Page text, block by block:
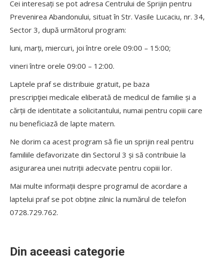
Cei interesați se pot adresa Centrului de Sprijin pentru
Prevenirea Abandonului, situat în Str. Vasile Lucaciu, nr. 34,
Sector 3, după următorul program:
luni, marți, miercuri, joi între orele 09:00 – 15:00;
vineri între orele 09:00 – 12:00.
Laptele praf se distribuie gratuit, pe baza
prescripţiei medicale eliberată de medicul de familie și a
cărții de identitate a solicitantului, numai pentru copiii care
nu beneficiază de lapte matern.
Ne dorim ca acest program să fie un sprijin real pentru
familiile defavorizate din Sectorul 3 și să contribuie la
asigurarea unei nutriții adecvate pentru copiii lor.
Mai multe informații despre programul de acordare a
laptelui praf se pot obține zilnic la numărul de telefon
0728.729.762.
Din aceeasi categorie